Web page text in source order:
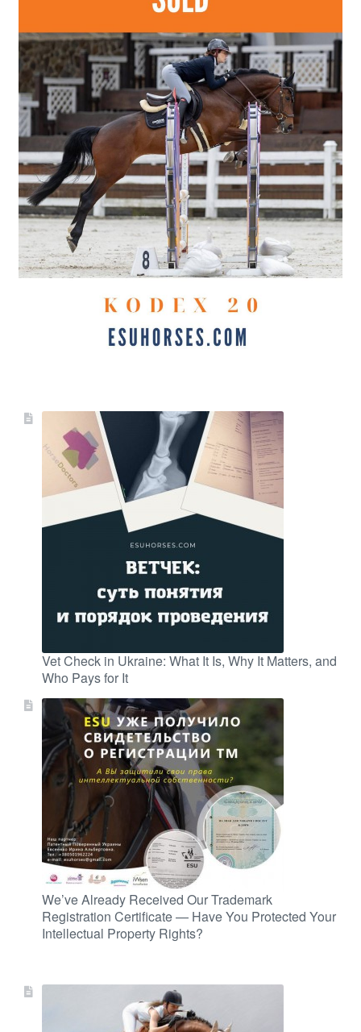
Vet Check in Ukraine: What It Is, Why It Matters, and
Who Pays for It
We’ve Already Received Our Trademark
Registration Certificate — Have You Protected Your
Intellectual Property Rights?